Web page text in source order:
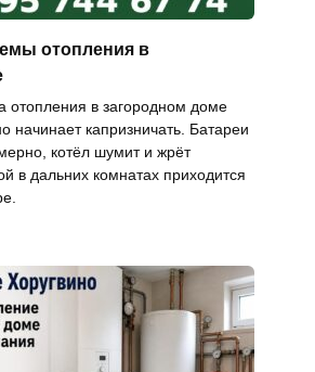
отопления в
отопления в загородном доме
начинает капризничать. Батареи
котёл шумит и жрёт
в дальних комнатах приходится